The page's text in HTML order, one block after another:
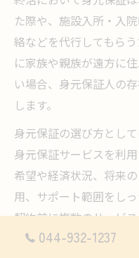
た際や、施設入所・入
絡などを代行してもら
に家族や親族が遠方に
い場合、身元保証人の
します。
身元保証の選び方とし
身元保証サービスを利
希望や経済状況、将来
用、サポート範囲をし
契約前に複数のサービ
ておくと安心です。
044-932-1237